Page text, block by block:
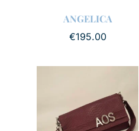
ANGELICA
€195.00